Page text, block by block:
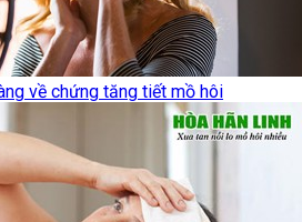
về chứng tăng tiết mồ hôi